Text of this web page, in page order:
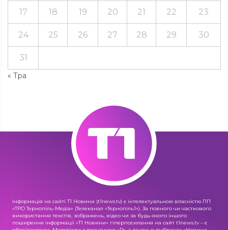
« Тра
17 18 19 20 21 22 23
24 25 26 27 28 29 30
31
Інформація на сайті Т1 Новини (t1news.tv) є інтелектуальною власністю ПП
«ТРО Тернопіль-Медіа» (Телеканал «Тернопіль1»). За повного чи часткового
використання текстів, зображень, відео чи за будь-якого іншого
поширення інформації «Т1 Новини» гіперпосилання на сайт t1news.tv – є